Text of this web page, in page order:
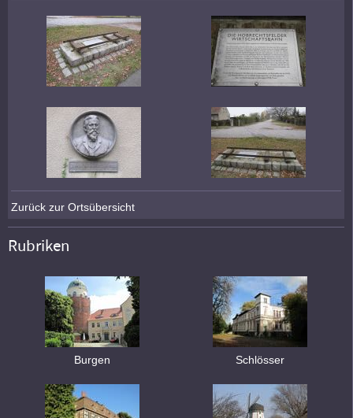
Zurück zur Ortsübersicht
Rubriken
Burgen Schlösser